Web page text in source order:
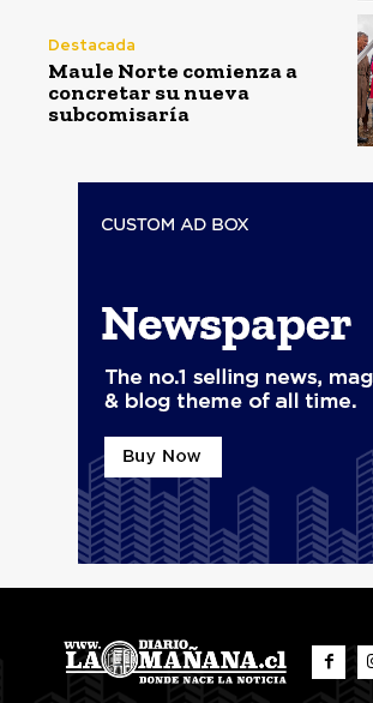
Destacada
Maule Norte comienza a
concretar su nueva
subcomisaría